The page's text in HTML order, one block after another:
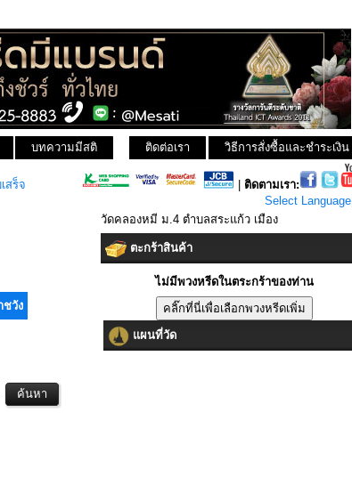
บทความมีสติ วิธีการสั่งซื้อและชำระเงิน
ติดต่อเรา
สร็จ
ติดตามเรา:
Select Language
ชวัง
วัดคลองหมี ม.4 ตำบลสระแก้ว เมือง
ตะกร้าสินค้า
ไม่มีพวงหรีดในตระกร้าของท่าน
แผนที่วัด